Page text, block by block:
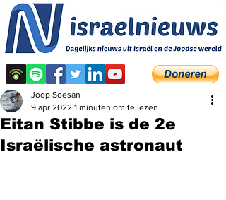
Eitan Stibbe is de 2e
Israëlische astronaut
Joop Soesan
9 apr 2022 1 minuten om te lezen